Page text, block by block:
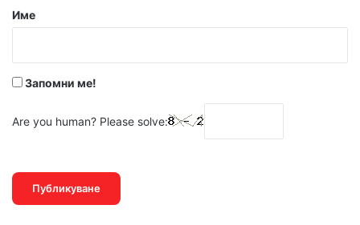
р
Име
Запомни ме!
Are you human? Please solve: